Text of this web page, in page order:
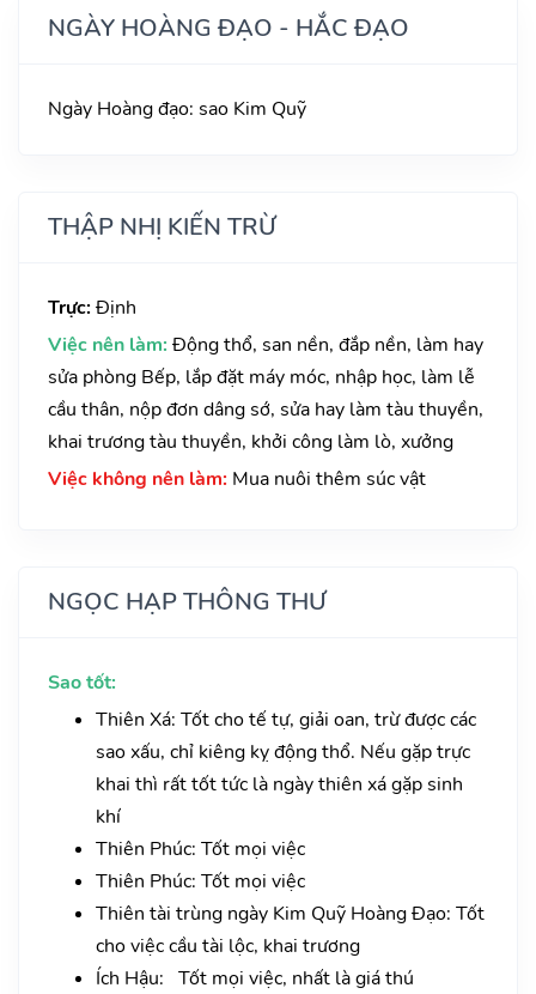
NGÀY HOÀNG ĐẠO - HẮC ĐẠO
Ngày Hoàng đạo: sao Kim Quỹ
THẬP NHỊ KIẾN TRỪ
Trực: Định
Việc nên làm: Động thổ, san nền, đắp nền, làm hay
sửa phòng Bếp, lắp đặt máy móc, nhập học, làm lễ
cầu thân, nộp đơn dâng sớ, sửa hay làm tàu thuyền,
khai trương tàu thuyền, khởi công làm lò, xưởng
Việc không nên làm: Mua nuôi thêm súc vật
NGỌC HẠP THÔNG THƯ
Sao tốt:
Thiên Xá: Tốt cho tế tự, giải oan, trừ được các
sao xấu, chỉ kiêng kỵ động thổ. Nếu gặp trực
khai thì rất tốt tức là ngày thiên xá gặp sinh
khí
Thiên Phúc: Tốt mọi việc
Thiên Phúc: Tốt mọi việc
Thiên tài trùng ngày Kim Quỹ Hoàng Đạo: Tốt
cho việc cầu tài lộc, khai trương
Ích Hậu: Tốt mọi việc, nhất là giá thú